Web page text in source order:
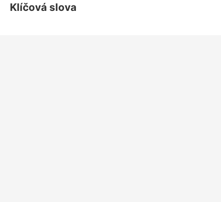
Klíčová slova